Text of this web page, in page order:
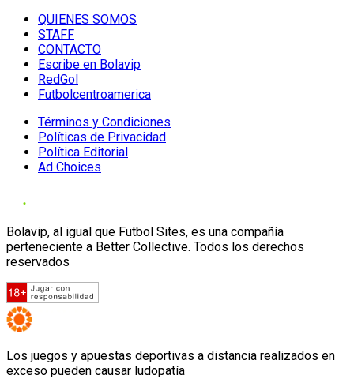
QUIENES SOMOS
STAFF
CONTACTO
Escribe en Bolavip
RedGol
Futbolcentroamerica
Términos y Condiciones
Políticas de Privacidad
Política Editorial
Ad Choices
Bolavip, al igual que Futbol Sites, es una compañía
perteneciente a Better Collective. Todos los derechos
reservados
Los juegos y apuestas deportivas a distancia realizados en
exceso pueden causar ludopatía